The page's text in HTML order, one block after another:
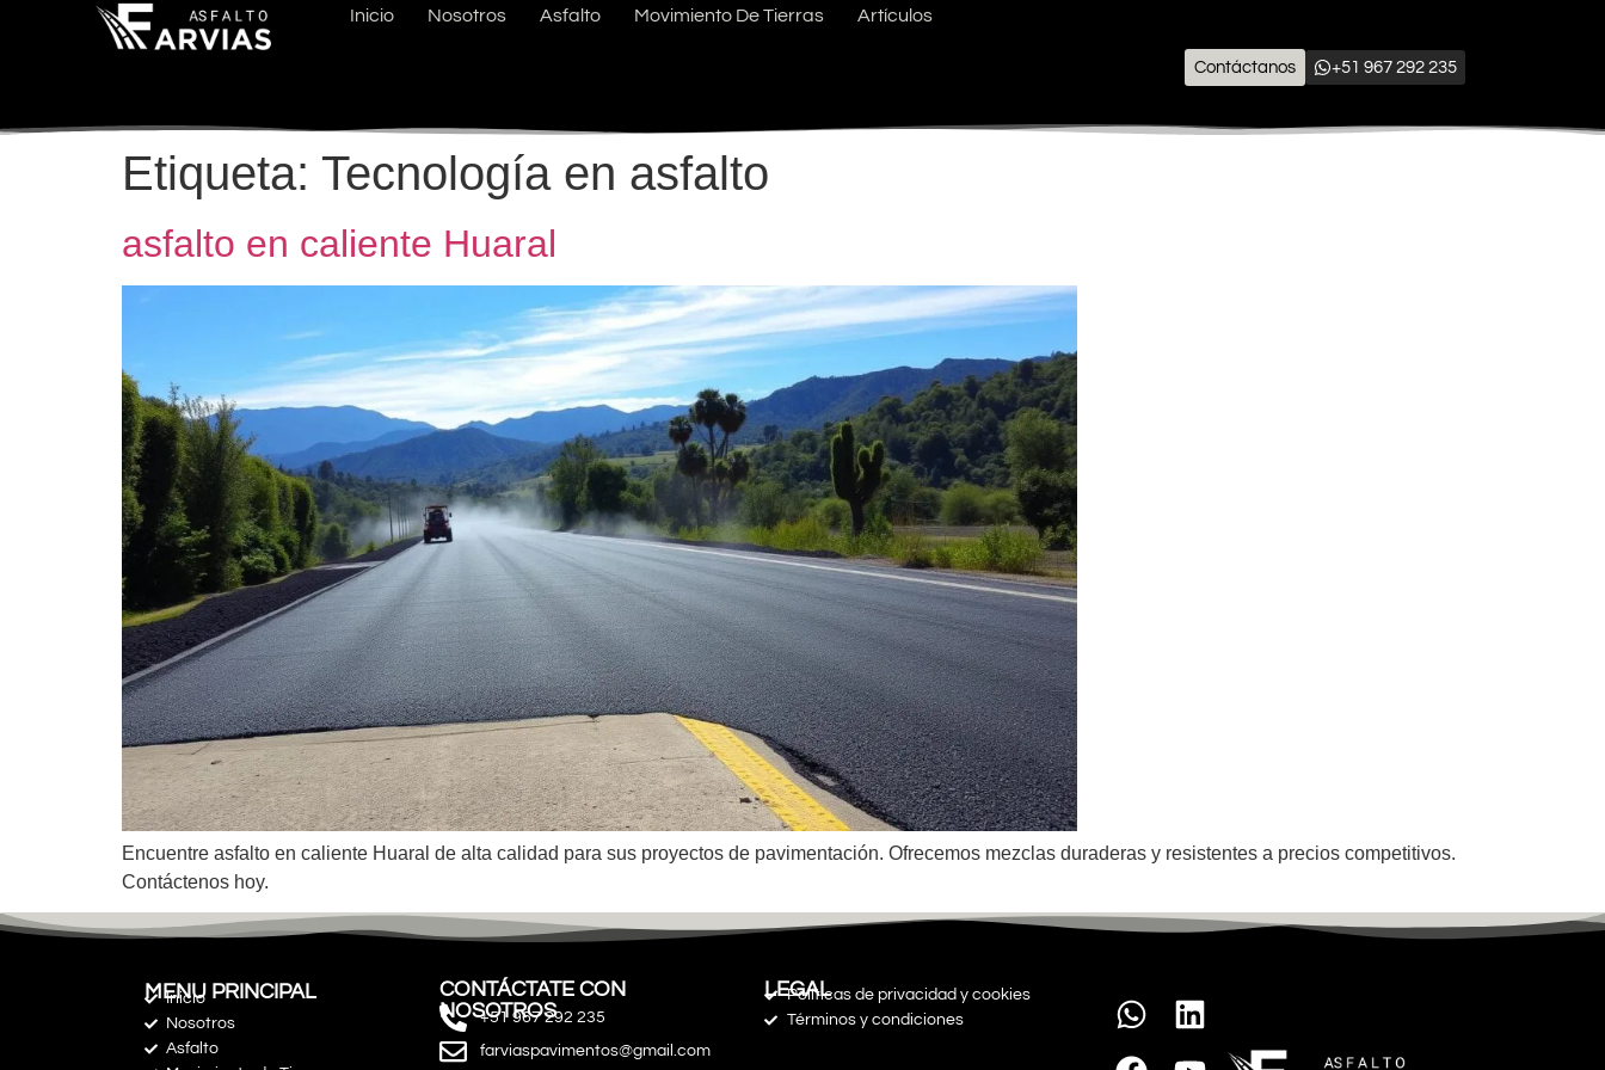
Inicio Nosotros Asfalto Movimiento De Tierras Artículos
Contáctanos +51 967 292 235
Etiqueta: Tecnología en asfalto
asfalto en caliente Huaral
Encuentre asfalto en caliente Huaral de alta calidad para sus proyectos de pavimentación. Ofrecemos mezclas duraderas y resistentes a precios competitivos.
Contáctenos hoy.
MENU PRINCIPAL
Inicio
Nosotros
Asfalto
CONTÁCTATE CON
NOSOTROS
+51 967 292 235
farviaspavimentos@gmail.com
Políticas de privacidad y cookies
Términos y condiciones
LEGAL